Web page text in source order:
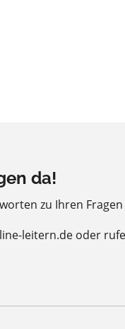
da!
zu Ihren
leitern.de oder